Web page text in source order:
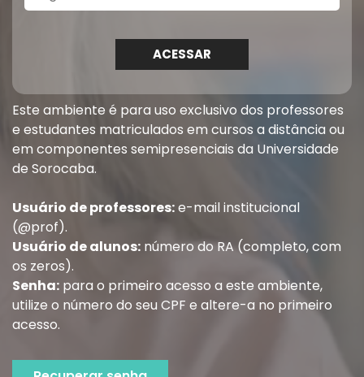
ACESSAR
Este ambiente é para uso exclusivo dos professores
e estudantes matriculados em cursos a distância ou
em componentes semipresenciais da Universidade
de Sorocaba.
Usuário de professores:e-mail institucional
(@prof).
Usuário de alunos: número do RA (completo, com
os zeros).
Senha: para o primeiro acesso a este ambiente,
utilize o número do seu CPF e altere-a no primeiro
acesso.